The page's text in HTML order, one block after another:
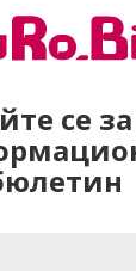
искате да
се